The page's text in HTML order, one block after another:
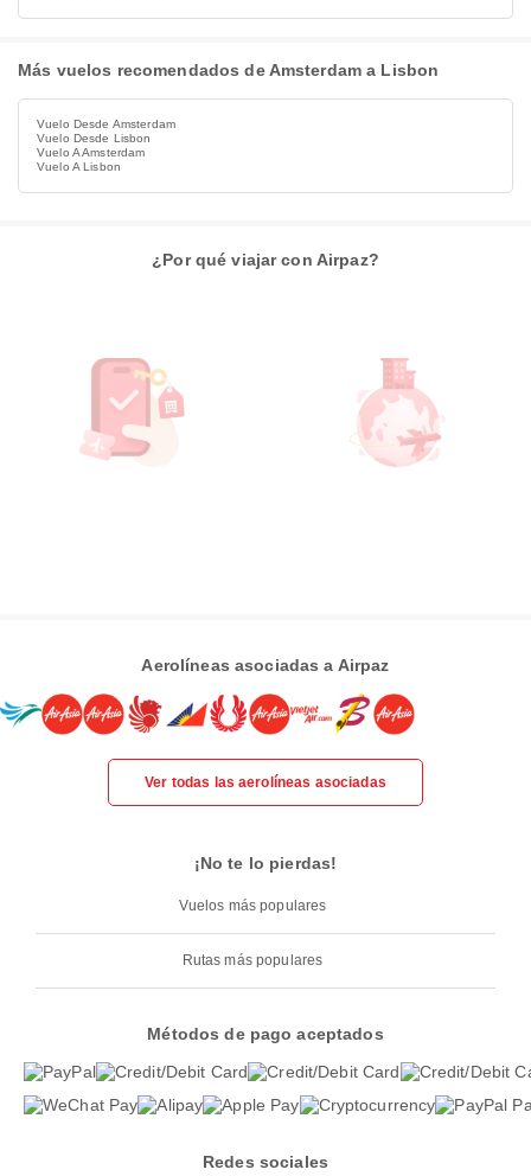
Más vuelos recomendados de Amsterdam a Lisbon
Vuelo Desde Amsterdam
Vuelo Desde Lisbon
Vuelo A Amsterdam
Vuelo A Lisbon
¿Por qué viajar con Airpaz?
Aerolíneas asociadas a Airpaz
Ver todas las aerolíneas asociadas
¡No te lo pierdas!
Vuelos más populares
Rutas más populares
Métodos de pago aceptados
Redes sociales